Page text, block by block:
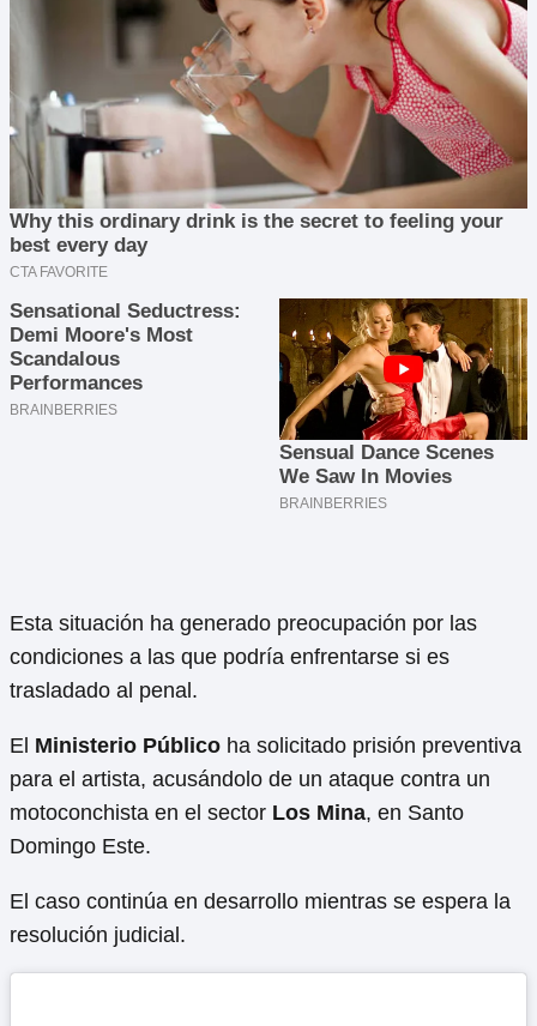
Esta situación ha generado preocupación por las
condiciones a las que podría enfrentarse si es
trasladado al penal.
El Ministerio Público ha solicitado prisión preventiva
para el artista, acusándolo de un ataque contra un
motoconchista en el sector Los Mina, en Santo
Domingo Este.
El caso continúa en desarrollo mientras se espera la
resolución judicial.